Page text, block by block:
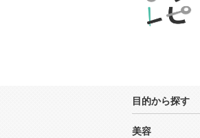
目的から探す
美容